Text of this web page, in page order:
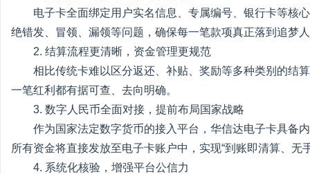
电子卡全面绑定用户实名信息、专属编号、银行卡等核
绝错发、冒领、漏领等问题，确保每一笔款项真正落到追梦
2. 结算流程更清晰，资金管理更规范
相比传统卡难以区分返还、补贴、奖励等多种类别的结
一笔红利都有据可查、去向明确。
3. 数字人民币全面对接，提前布局国家战略
作为国家法定数字货币的接入平台，华信达电子卡具备
所有资金将直接发放至电子卡账户中，实现“到账即清算、无
4. 系统化核验，增强平台公信力